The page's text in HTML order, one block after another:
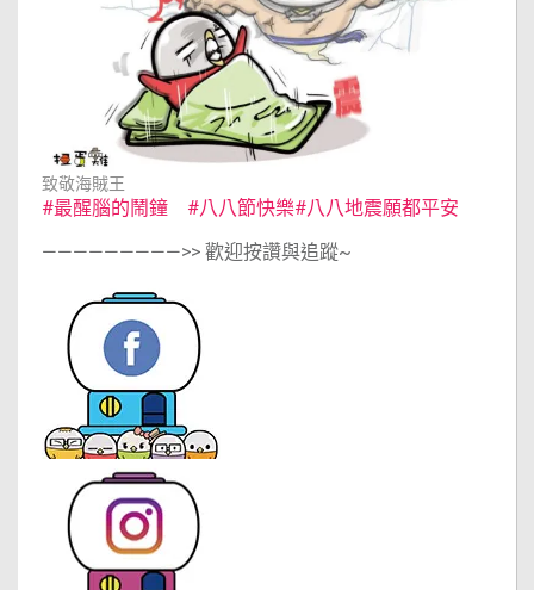
致敬海賊王
#最醒腦的鬧鐘 #八八節快樂#八八地震願都平安
—————————>> 歡迎按讚與追蹤~